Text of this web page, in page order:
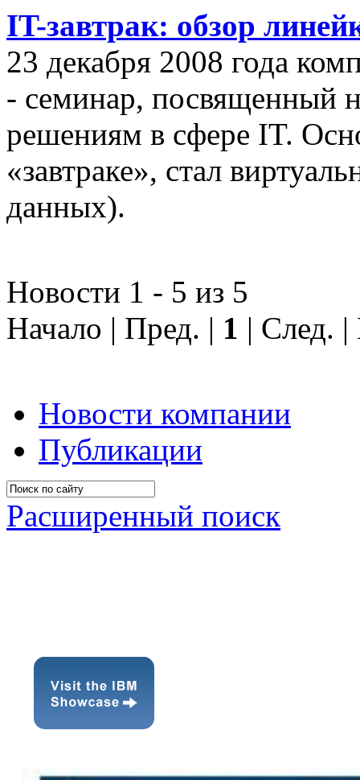
IT-завтрак: обзор
23 декабря 2008 года
- семинар, посвященный
решениям в сфере IT.
«завтраке», стал
данных).
Новости 1 - 5 из 5
Начало | Пред. | 1 | След.
Новости компании
Публикации
Расширенный поиск